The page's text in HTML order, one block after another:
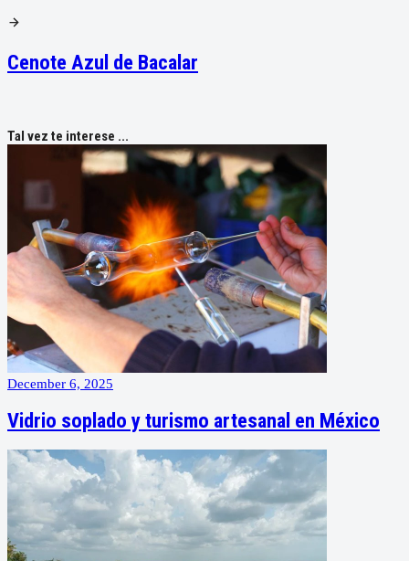
Cenote Azul de Bacalar
Tal vez te interese ...
December 6, 2025
Vidrio soplado y turismo artesanal en México